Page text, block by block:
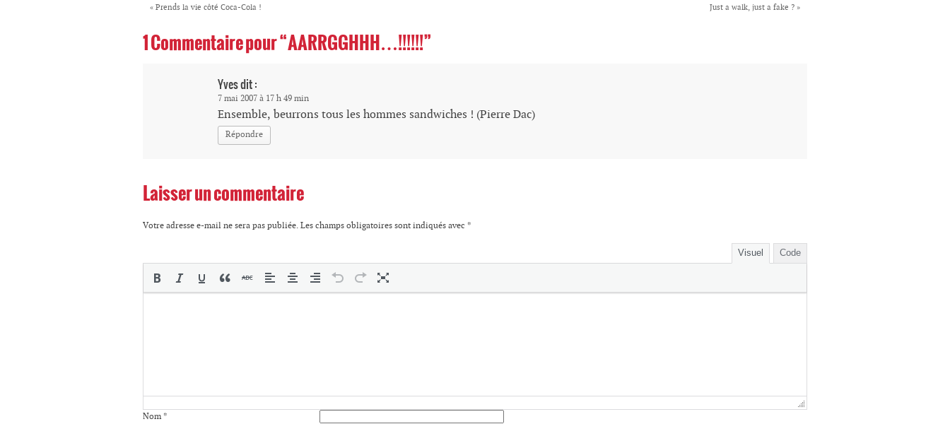
« Prends la vie côté Coca-Cola ! Just a walk, just a fake ? »
1 Commentaire pour “AARRGGHHH…!!!!!!”
Yvesdit :
7 mai 2007 à 17 h 49 min
Ensemble, beurrons tous les hommes sandwiches ! (Pierre Dac)
Répondre
Laisser un commentaire
Votre adresse e-mail ne sera pas publiée. Les champs obligatoires sont indiqués avec *
Visuel Code
Nom*